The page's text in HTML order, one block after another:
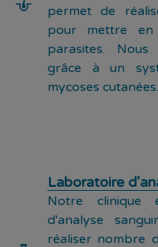
permet de
pour mettre en
parasites.
grâce à un
mycoses cutanées.
Laboratoire
Notre clinique
d'analyse
réaliser nombre